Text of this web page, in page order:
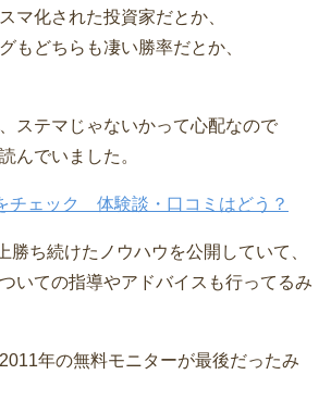
マ化された投資家だとか、
もどちらも凄い勝率だとか、
ステマじゃないかって心配なので
んでいました。
チェック 体験談・口コミはどう？
勝ち続けたノウハウを公開していて、
いての指導やアドバイスも行ってるみ
年の無料モニターが最後だったみ